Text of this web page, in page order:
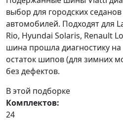
выбор для городских
автомобилей. Подходят для
Rio, Hyundai Solaris, Renault
шина прошла диагностику
остаток шипов (для зимних
без дефектов.
В этой подборке
Комплектов:
24